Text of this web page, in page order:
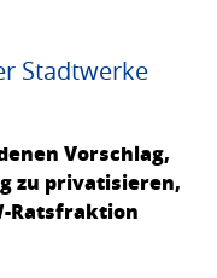
Stadtwerke
Vorschlag,
zu privatisieren,
Ratsfraktion